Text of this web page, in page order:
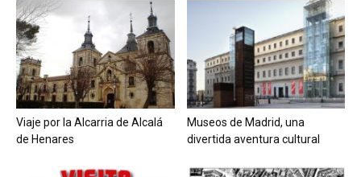
Viaje por la Alcarria de Alcalá
de Henares
Museos de Madrid, una
divertida aventura cultural